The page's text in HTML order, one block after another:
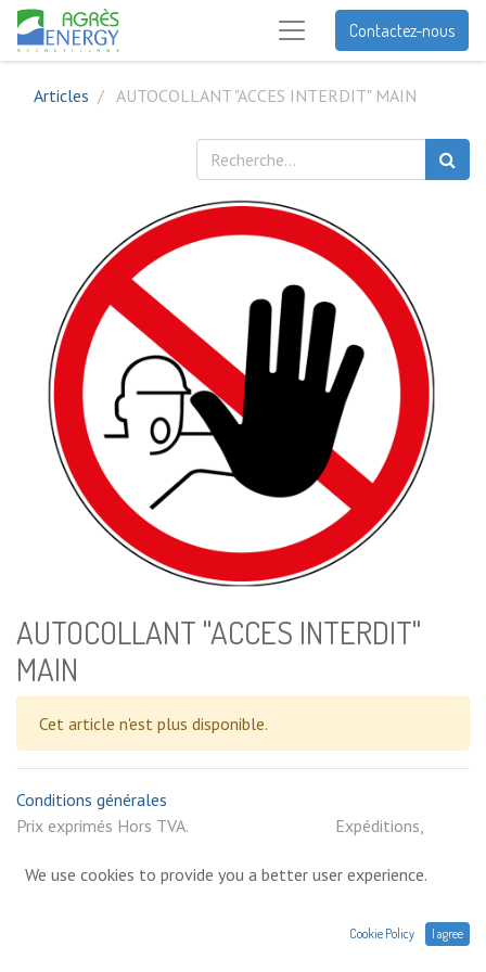
Contactez-nous
Articles AUTOCOLLANT "ACCES INTERDIT" MAIN
AUTOCOLLANT "ACCES INTERDIT"
MAIN
Cet article n'est plus disponible.
Conditions générales
Prix exprimés Hors TVA. Expéditions,
contact@agres.energy ou +33(0) 1 75 86 44 62
We use cookies to provide you a better user experience.
Cookie Policy I agree